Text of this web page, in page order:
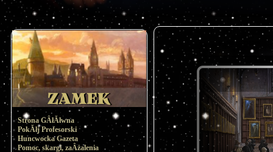
Strona GÂłĂłwna
PokĂłj Profesorski
Huncwocka Gazeta
Pomoc, skargi, zaÂżalenia